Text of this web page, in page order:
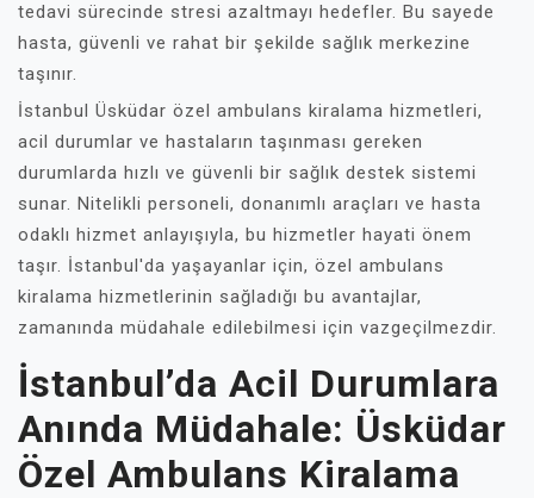
tedavi sürecinde stresi azaltmayı hedefler. Bu sayede
hasta, güvenli ve rahat bir şekilde sağlık merkezine
taşınır.
İstanbul Üsküdar özel ambulans kiralama hizmetleri,
acil durumlar ve hastaların taşınması gereken
durumlarda hızlı ve güvenli bir sağlık destek sistemi
sunar. Nitelikli personeli, donanımlı araçları ve hasta
odaklı hizmet anlayışıyla, bu hizmetler hayati önem
taşır. İstanbul'da yaşayanlar için, özel ambulans
kiralama hizmetlerinin sağladığı bu avantajlar,
zamanında müdahale edilebilmesi için vazgeçilmezdir.
İstanbul’da Acil Durumlara
Anında Müdahale: Üsküdar
Özel Ambulans Kiralama